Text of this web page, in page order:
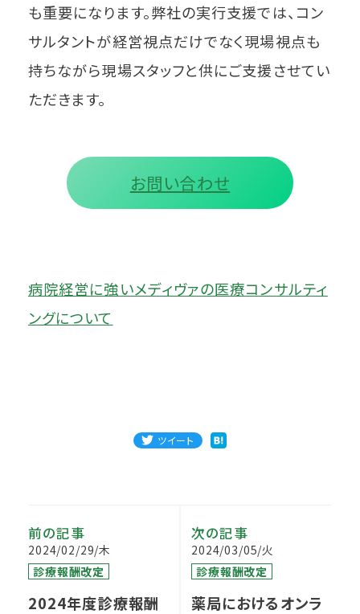
も重要になります。弊社の実行支援では、コン
サルタントが経営視点だけでなく現場視点も
持ちながら現場スタッフと供にご支援させてい
ただきます。
お問い合わせ
病院経営に強いメディヴァの医療コンサルティ
ングについて
ツイート
前の記事
2024/02/29/木
診療報酬改定
2024年度診療報酬
次の記事
2024/03/05/火
診療報酬改定
薬局におけるオンラ